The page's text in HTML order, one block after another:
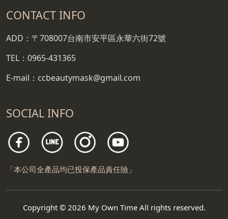
CONTACT INFO
ADD：〒708007台南市安平區永華六街72號
TEL：0965-431365
E-mail：ccbeautymask@gmail.com
SOCIAL INFO
「本公司全產品均已投保產品責任險」
Copyright © 2026 My Own Time All rights reserved.